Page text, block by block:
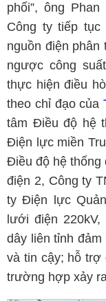
phối”, ông
Công ty tiếp
nguồn điện phân
ngược công
thực hiện điều
theo chỉ đạo của
tâm Điều độ hệ
Điện lực miền
Điều độ hệ thống
điện 2, Công ty
ty Điện lực
lưới điện
dây liên tỉnh
và tin cậy; hỗ trợ
trường hợp xảy